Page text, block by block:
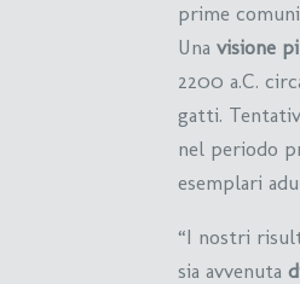
prime
Una visione
2200 a.C.
gatti.
nel periodo
esemplari
“I nostri
sia avvenuta